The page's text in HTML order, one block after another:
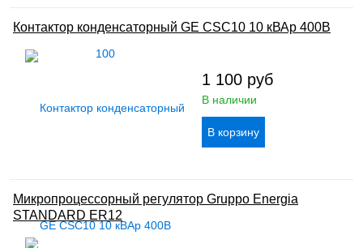
Контактор конденсаторный GE CSC10 10 кВАр 400В
1 100 руб
В наличии
Микропроцессорный регулятор Gruppo Energia
STANDARD ER12